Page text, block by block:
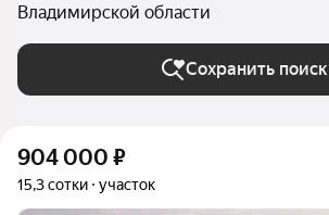
Владимирской области
Сохранить поиск
904 000 ₽
15,3 сотки участок